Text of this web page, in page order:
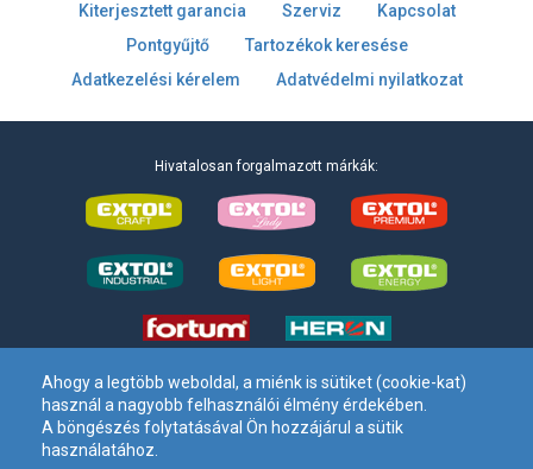
Kiterjesztett garancia Szerviz
Kapcsolat
Pontgyűjtő
Tartozékok keresése
Adatkezelési kérelem
Adatvédelmi nyilatkozat
Hivatalosan forgalmazott márkák:
Madal Bal Kft. –1173 Budapest, Régivám köz 2. – Tel:
1620 – E-mail: info[kukac]madalbal[pont]hu
Ahogy a legtöbb weboldal, a miénk is sütiket (cookie-kat)
használ a nagyobb felhasználói élmény érdekében.
A böngészés folytatásával Ön hozzájárul a sütik
használatához.